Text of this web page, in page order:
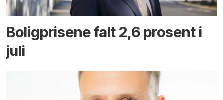
Boligprisene falt 2,6 prosent i
juli